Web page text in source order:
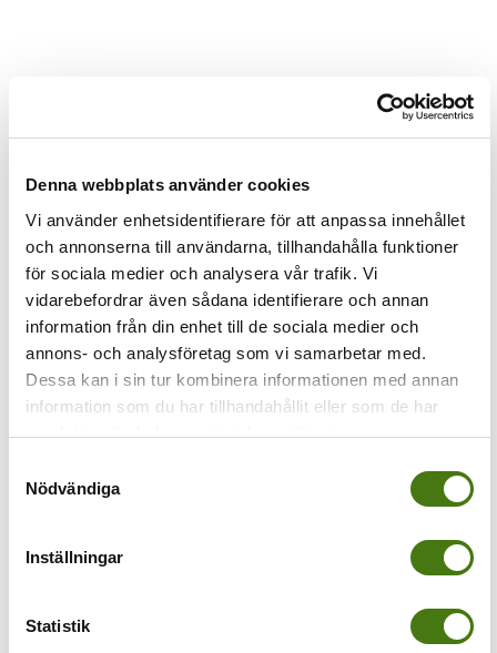
Denna webbplats använder cookies
Vi använder enhetsidentifierare för att anpassa innehållet
och annonserna till användarna, tillhandahålla funktioner
för sociala medier och analysera vår trafik. Vi
vidarebefordrar även sådana identifierare och annan
information från din enhet till de sociala medier och
annons- och analysföretag som vi samarbetar med.
Dessa kan i sin tur kombinera informationen med annan
information som du har tillhandahållit eller som de har
samlat in när du har använt deras tjänster.
Nödvändiga
Inställningar
Statistik
Föregående
Portixol-lunch
2015-11-27T16:39:13+01:0027
november, 2015|